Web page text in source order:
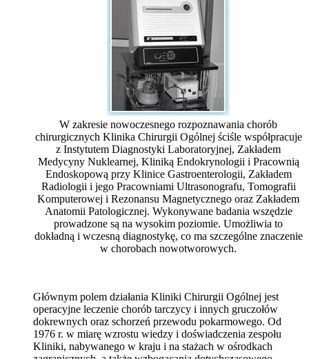
W zakresie nowoczesnego rozpoznawania chorób
chirurgicznych Klinika Chirurgii Ogólnej ściśle współpracuje
z Instytutem Diagnostyki Laboratoryjnej, Zakładem
Medycyny Nuklearnej, Kliniką Endokrynologii i Pracownią
Endoskopową przy Klinice Gastroenterologii, Zakładem
Radiologii i jego Pracowniami Ultrasonografu, Tomografii
Komputerowej i Rezonansu Magnetycznego oraz Zakładem
Anatomii Patologicznej. Wykonywane badania wszędzie
prowadzone są na wysokim poziomie. Umożliwia to
dokładną i wczesną diagnostykę, co ma szczególne znaczenie
w chorobach nowotworowych.
Głównym polem działania Kliniki Chirurgii Ogólnej jest
operacyjne leczenie chorób tarczycy i innych gruczołów
dokrewnych oraz schorzeń przewodu pokarmowego. Od
1976 r. w miarę wzrostu wiedzy i doświadczenia zespołu
Kliniki, nabywanego w kraju i na stażach w ośrodkach